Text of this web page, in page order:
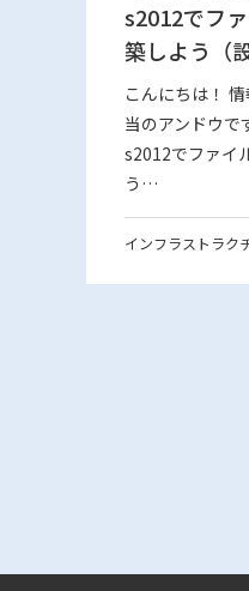
s2012でフ
築しよう（
こんにちは！
当のアンドウ
s2012でファイ
う…
インフラストラク